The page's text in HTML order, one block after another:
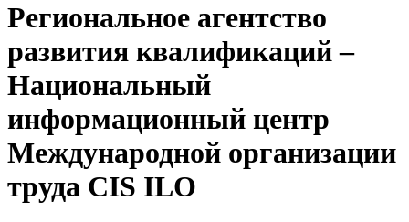
Региональное агентство
развития квалификаций –
Национальный
информационный центр
Международной организации
труда CIS ILO